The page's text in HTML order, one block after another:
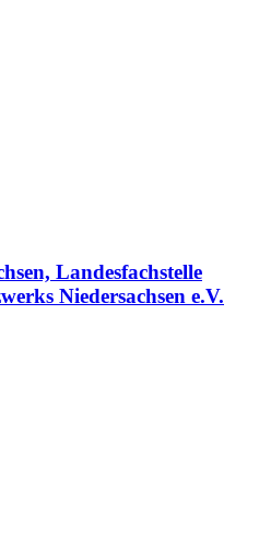
Landesfachstelle
Niedersachsen e.V.